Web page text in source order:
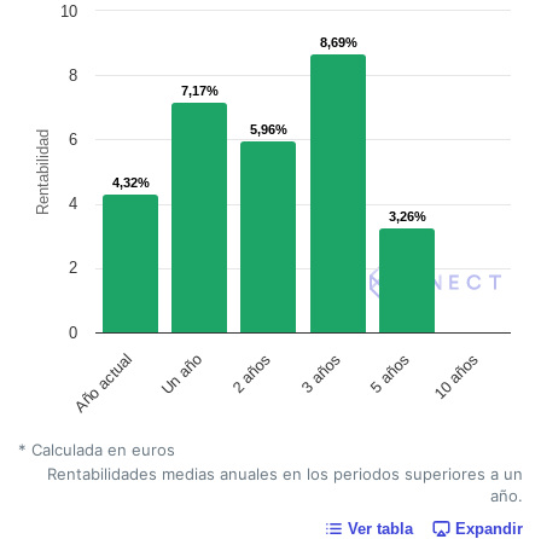
Rentabilidad 4,32%
4,32%
7,17%
7,17%
5,96%
5,96%
8,69%
8,69%
3,26%
3,26%
Año actual Un año 2 años 3 años 5 años 10 años
0
2
4
6
8
10
* Calculada en euros
Rentabilidades medias anuales en los periodos superiores a un
año.
Ver tabla Expandir